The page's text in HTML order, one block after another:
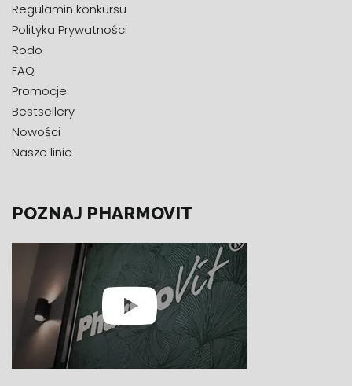
Regulamin konkursu
Polityka Prywatności
Rodo
FAQ
Promocje
Bestsellery
Nowości
Nasze linie
POZNAJ PHARMOVIT